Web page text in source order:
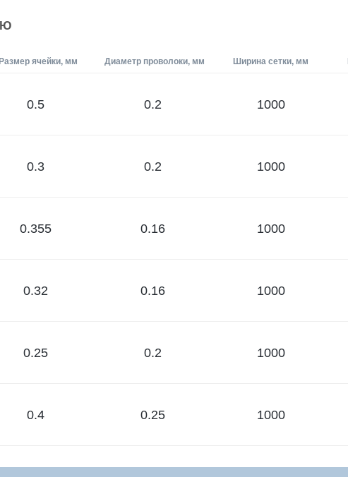
Размер ячейки, мм Диаметр проволоки, мм Ширина сетки, мм
0.5 0.2 1000
0.3 0.2 1000
0.355 0.16 1000
0.32 0.16 1000
0.25 0.2 1000
0.4 0.25 1000